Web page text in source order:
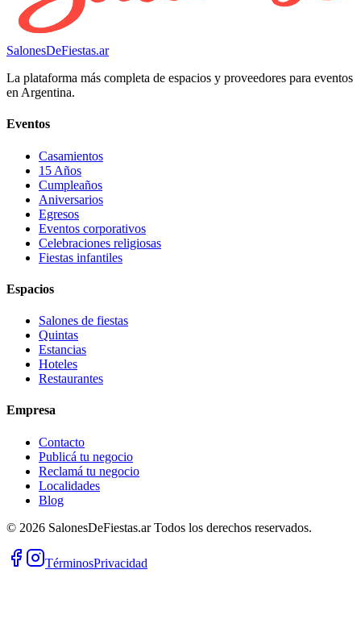
SalonesDeFiestas.ar
La plataforma más completa de espacios y proveedores para eventos
en Argentina.
Eventos
Casamientos
15 Años
Cumpleaños
Aniversarios
Egresos
Eventos corporativos
Celebraciones religiosas
Fiestas infantiles
Espacios
Salones de fiestas
Quintas
Estancias
Hoteles
Restaurantes
Empresa
Contacto
Publicá tu negocio
Reclamá tu negocio
Localidades
Blog
© 2026 SalonesDeFiestas.arTodos los derechos reservados.
TérminosPrivacidad